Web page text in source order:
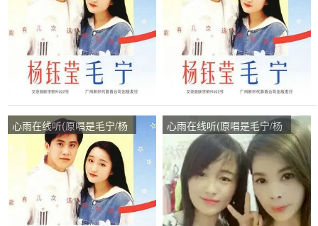
心雨在线听(原唱是毛宁/杨
钰莹)，舞乐演唱点播:28次
心雨在线听(原唱是毛宁/杨
钰莹)，霞霞演唱点播:54次